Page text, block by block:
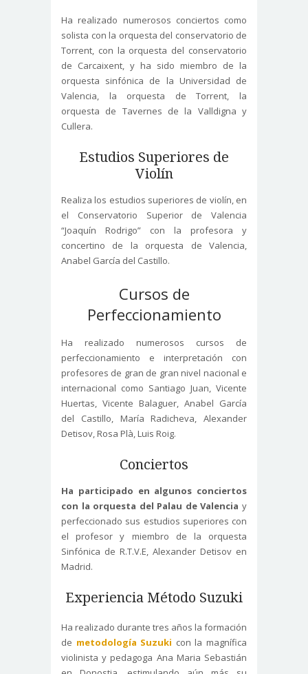
Ha realizado numerosos conciertos como
solista con la orquesta del conservatorio de
Torrent, con la orquesta del conservatorio
de Carcaixent, y ha sido miembro de la
orquesta sinfónica de la Universidad de
Valencia, la orquesta de Torrent, la
orquesta de Tavernes de la Valldigna y
Cullera.
Estudios Superiores de
Violín
Realiza los estudios superiores de violín, en
el Conservatorio Superior de Valencia
“Joaquín Rodrigo” con la profesora y
concertino de la orquesta de Valencia,
Anabel García del Castillo.
Cursos de
Perfeccionamiento
Ha realizado numerosos cursos de
perfeccionamiento e interpretación con
profesores de gran de gran nivel nacional e
internacional como Santiago Juan, Vicente
Huertas, Vicente Balaguer, Anabel García
del Castillo, María Radicheva, Alexander
Detisov, Rosa Plà, Luis Roig.
Conciertos
Ha participado en algunos conciertos
con la orquesta del Palau de Valencia y
perfeccionado sus estudios superiores con
el profesor y miembro de la orquesta
Sinfónica de R.T.V.E, Alexander Detisov en
Madrid.
Experiencia Método Suzuki
Ha realizado durante tres años la formación
de metodología Suzuki con la magnífica
violinista y pedagoga Ana Maria Sebastián